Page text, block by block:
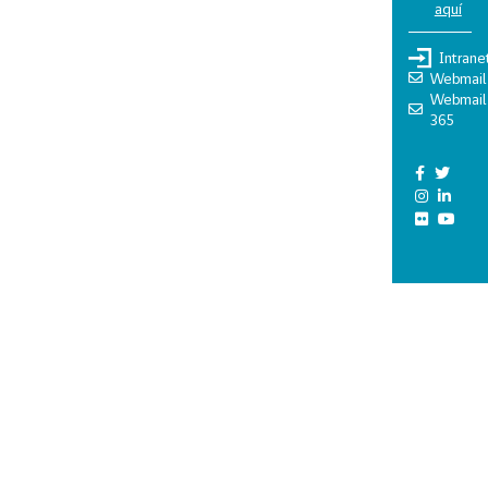
aquí
Webmail
Webmail
365